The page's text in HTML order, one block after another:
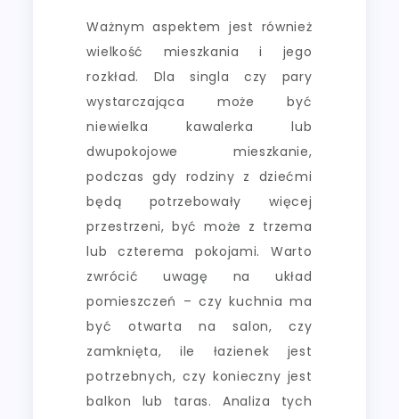
Ważnym aspektem jest również
wielkość mieszkania i jego
rozkład. Dla singla czy pary
wystarczająca może być
niewielka kawalerka lub
dwupokojowe mieszkanie,
podczas gdy rodziny z dziećmi
będą potrzebowały więcej
przestrzeni, być może z trzema
lub czterema pokojami. Warto
zwrócić uwagę na układ
pomieszczeń – czy kuchnia ma
być otwarta na salon, czy
zamknięta, ile łazienek jest
potrzebnych, czy konieczny jest
balkon lub taras. Analiza tych